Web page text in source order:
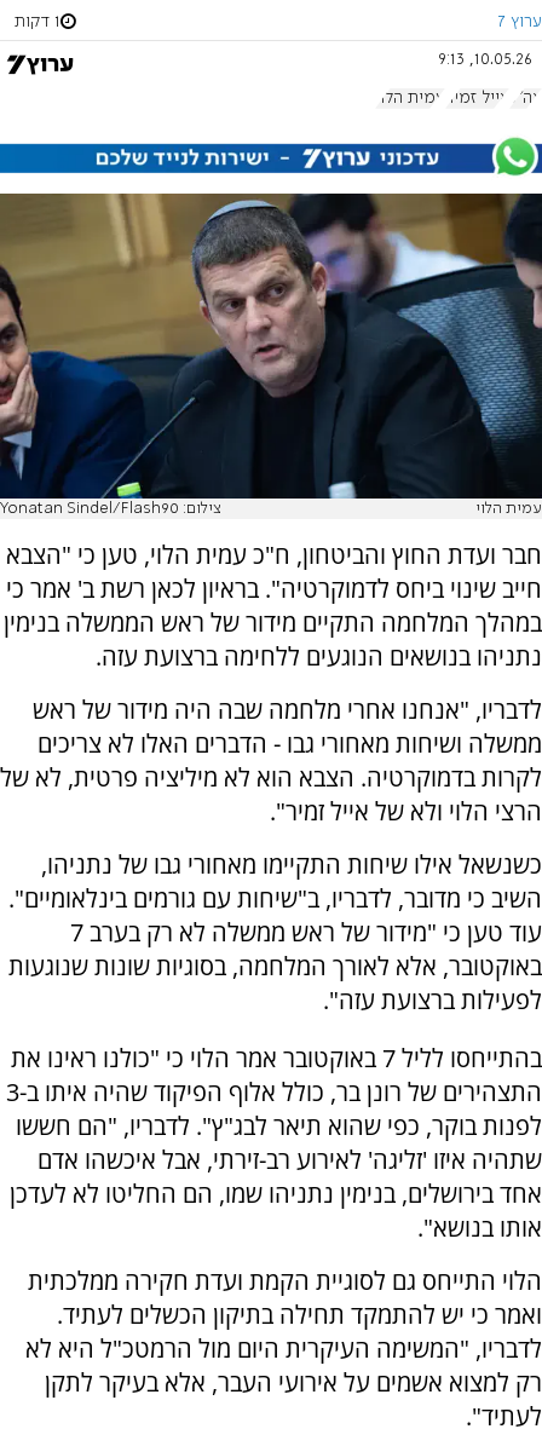
ערוץ 7 1 דקות
10.05.26, 9:13
צה"ל אייל זמיר עמית הלוי
עמית הלוי צילום: Yonatan Sindel/Flash90
חבר ועדת החוץ והביטחון, ח"כ עמית הלוי, טען כי "הצבא
חייב שינוי ביחס לדמוקרטיה". בראיון לכאן רשת ב' אמר כי
במהלך המלחמה התקיים מידור של ראש הממשלה בנימין
נתניהו בנושאים הנוגעים ללחימה ברצועת עזה.
לדבריו, "אנחנו אחרי מלחמה שבה היה מידור של ראש
ממשלה ושיחות מאחורי גבו - הדברים האלו לא צריכים
לקרות בדמוקרטיה. הצבא הוא לא מיליציה פרטית, לא של
הרצי הלוי ולא של אייל זמיר".
כשנשאל אילו שיחות התקיימו מאחורי גבו של נתניהו,
השיב כי מדובר, לדבריו, ב"שיחות עם גורמים בינלאומיים".
עוד טען כי "מידור של ראש ממשלה לא רק בערב 7
באוקטובר, אלא לאורך המלחמה, בסוגיות שונות שנוגעות
לפעילות ברצועת עזה".
בהתייחסו לליל 7 באוקטובר אמר הלוי כי "כולנו ראינו את
התצהירים של רונן בר, כולל אלוף הפיקוד שהיה איתו ב-3
לפנות בוקר, כפי שהוא תיאר לבג"ץ". לדבריו, "הם חששו
שתהיה איזו 'זליגה' לאירוע רב-זירתי, אבל איכשהו אדם
אחד בירושלים, בנימין נתניהו שמו, הם החליטו לא לעדכן
אותו בנושא".
הלוי התייחס גם לסוגיית הקמת ועדת חקירה ממלכתית
ואמר כי יש להתמקד תחילה בתיקון הכשלים לעתיד.
לדבריו, "המשימה העיקרית היום מול הרמטכ"ל היא לא
רק למצוא אשמים על אירועי העבר, אלא בעיקר לתקן
לעתיד".